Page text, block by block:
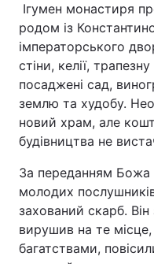
Тема оформлення
Ігумен монастиря
родом із
імператорського
стіни, келії,
посаджені сад,
землю та худобу.
новий храм, але
будівництва не
За переданням Божа
молодих
захований скарб.
вирушив на те
багатствами,